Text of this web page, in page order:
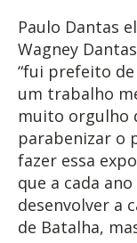
Paulo Dantas
Wagney
“fui prefeito
um trabalho
muito orgulho
parabenizar o
fazer essa
que a cada
desenvolver a
de Batalha,